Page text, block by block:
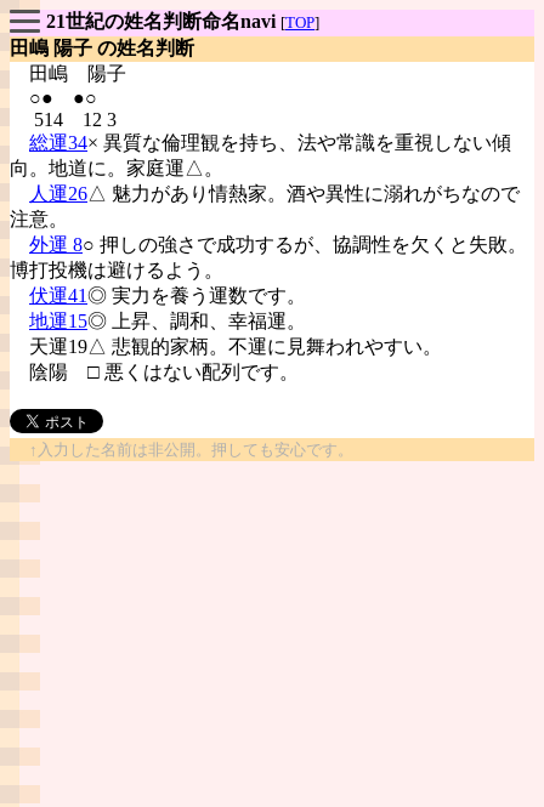
21世紀の姓名判断命名navi [TOP]
田嶋 陽子 の姓名判断
田嶋
陽子
○● ●○
514 12 3
総運34× 異質な倫理観を持ち、法や常識を重視しない傾
向。地道に。家庭運△。
人運26△ 魅力があり情熱家。酒や異性に溺れがちなので
注意。
外運 8○ 押しの強さで成功するが、協調性を欠くと失敗。
博打投機は避けるよう。
伏運41◎ 実力を養う運数です。
地運15◎ 上昇、調和、幸福運。
天運19△ 悲観的家柄。不運に見舞われやすい。
陰陽 □ 悪くはない配列です。
↑入力した名前は非公開。押しても安心です。